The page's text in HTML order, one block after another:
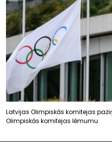
Latvijas Olimpiskās komitejas
Olimpiskās komitejas lēmumu